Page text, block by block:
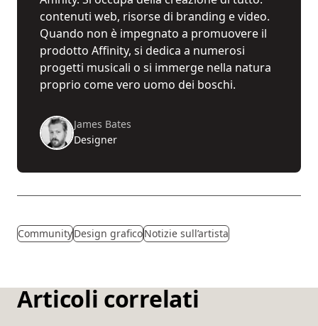
contenuti web, risorse di branding e video.
Quando non è impegnato a promuovere il
prodotto Affinity, si dedica a numerosi
progetti musicali o si immerge nella natura
proprio come vero uomo dei boschi.
James Bates
Designer
CommunityDesign graficoNotizie sull’artista
Articoli correlati